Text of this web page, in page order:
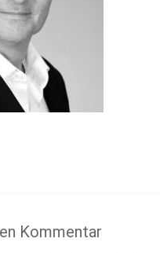
Kommentar